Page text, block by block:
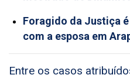
Foragido da Justiça
com a esposa em
Entre os casos